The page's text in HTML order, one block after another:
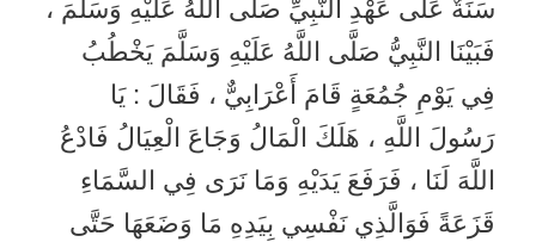
فَبَيْنَا النَّبِيُّ صَلَّى اللَّهُ عَلَيْهِ وَسَلَّمَ يَخْطُبُ
فِي يَوْمِ جُمُعَةٍ قَامَ أَعْرَابِيٌّ ، فَقَالَ : يَا
رَسُولَ اللَّهِ ، هَلَكَ الْمَالُ وَجَاعَ الْعِيَالُ فَادْعُ
اللَّهَ لَنَا ، فَرَفَعَ يَدَيْهِ وَمَا نَرَى فِي السَّمَاءِ
قَزَعَةً فَوَالَّذِي نَفْسِي بِيَدِهِ مَا وَضَعَهَا حَتَّى